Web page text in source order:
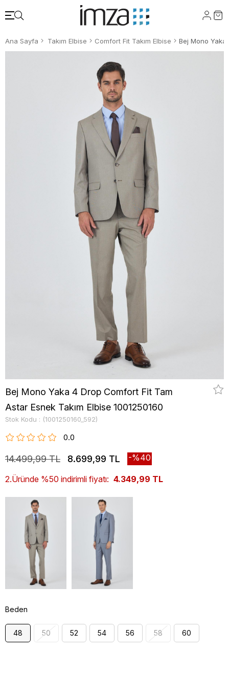
Ana Sayfa Takım Elbise Comfort Fit Takım Elbise
Bej Mono Yaka 4 Drop Comfort Fit Tam
Astar Esnek Takım Elbise 1001250160
Stok Kodu (1001250160_592)
0.0
14.499,99 TL 8.699,99 TL 40
2.Üründe %50 indirimli fiyatı: 4.349,99 TL
Beden
48 50 52 54 56 58 60